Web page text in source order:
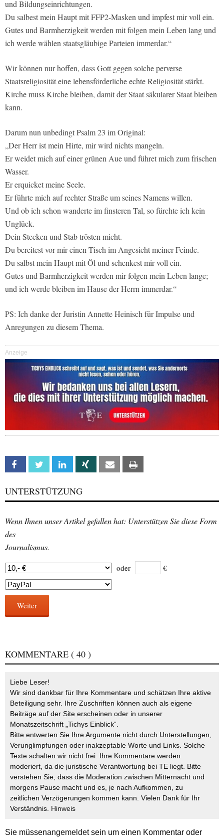
und Bildungseinrichtungen.
Du salbest mein Haupt mit FFP2-Masken und impfest mir voll ein.
Gutes und Barmherzigkeit werden mit folgen mein Leben lang und
ich werde wählen staatsgläubige Parteien immerdar.“
Wir können nur hoffen, dass Gott gegen solche perverse
Staatsreligiosität eine lebensförderliche echte Religiosität stärkt.
Kirche muss Kirche bleiben, damit der Staat säkularer Staat bleiben
kann.
Darum nun unbedingt Psalm 23 im Original:
„Der Herr ist mein Hirte, mir wird nichts mangeln.
Er weidet mich auf einer grünen Aue und führet mich zum frischen
Wasser.
Er erquicket meine Seele.
Er führte mich auf rechter Straße um seines Namens willen.
Und ob ich schon wanderte im finsteren Tal, so fürchte ich kein
Unglück.
Dein Stecken und Stab trösten micht.
Du bereitest vor mir einen Tisch im Angesicht meiner Feinde.
Du salbst mein Haupt mit Öl und schenkest mir voll ein.
Gutes und Barmherzigkeit werden mir folgen mein Leben lange;
und ich werde bleiben im Hause der Herrn immerdar.“
PS: Ich danke der Juristin Annette Heinisch für Impulse und
Anregungen zu diesem Thema.
Anzeige
Facebook Twitter Linkedin Xing Email
UNTERSTÜTZUNG
Wenn Ihnen unser Artikel gefallen hat: Unterstützen Sie diese Form
des
Journalismus.
oder €
Weiter
KOMMENTARE ( 40 )
Liebe Leser!
Wir sind dankbar für Ihre Kommentare und schätzen Ihre aktive
Beteiligung sehr. Ihre Zuschriften können auch als eigene
Beiträge auf der Site erscheinen oder in unserer
Monatszeitschrift „Tichys Einblick“.
Bitte entwerten Sie Ihre Argumente nicht durch Unterstellungen,
Verunglimpfungen oder inakzeptable Worte und Links. Solche
Texte schalten wir nicht frei. Ihre Kommentare werden
moderiert, da die juristische Verantwortung bei TE liegt. Bitte
verstehen Sie, dass die Moderation zwischen Mitternacht und
morgens Pause macht und es, je nach Aufkommen, zu
zeitlichen Verzögerungen kommen kann. Vielen Dank für Ihr
Verständnis. Hinweis
Sie müssenangemeldetsein um einen Kommentar oder